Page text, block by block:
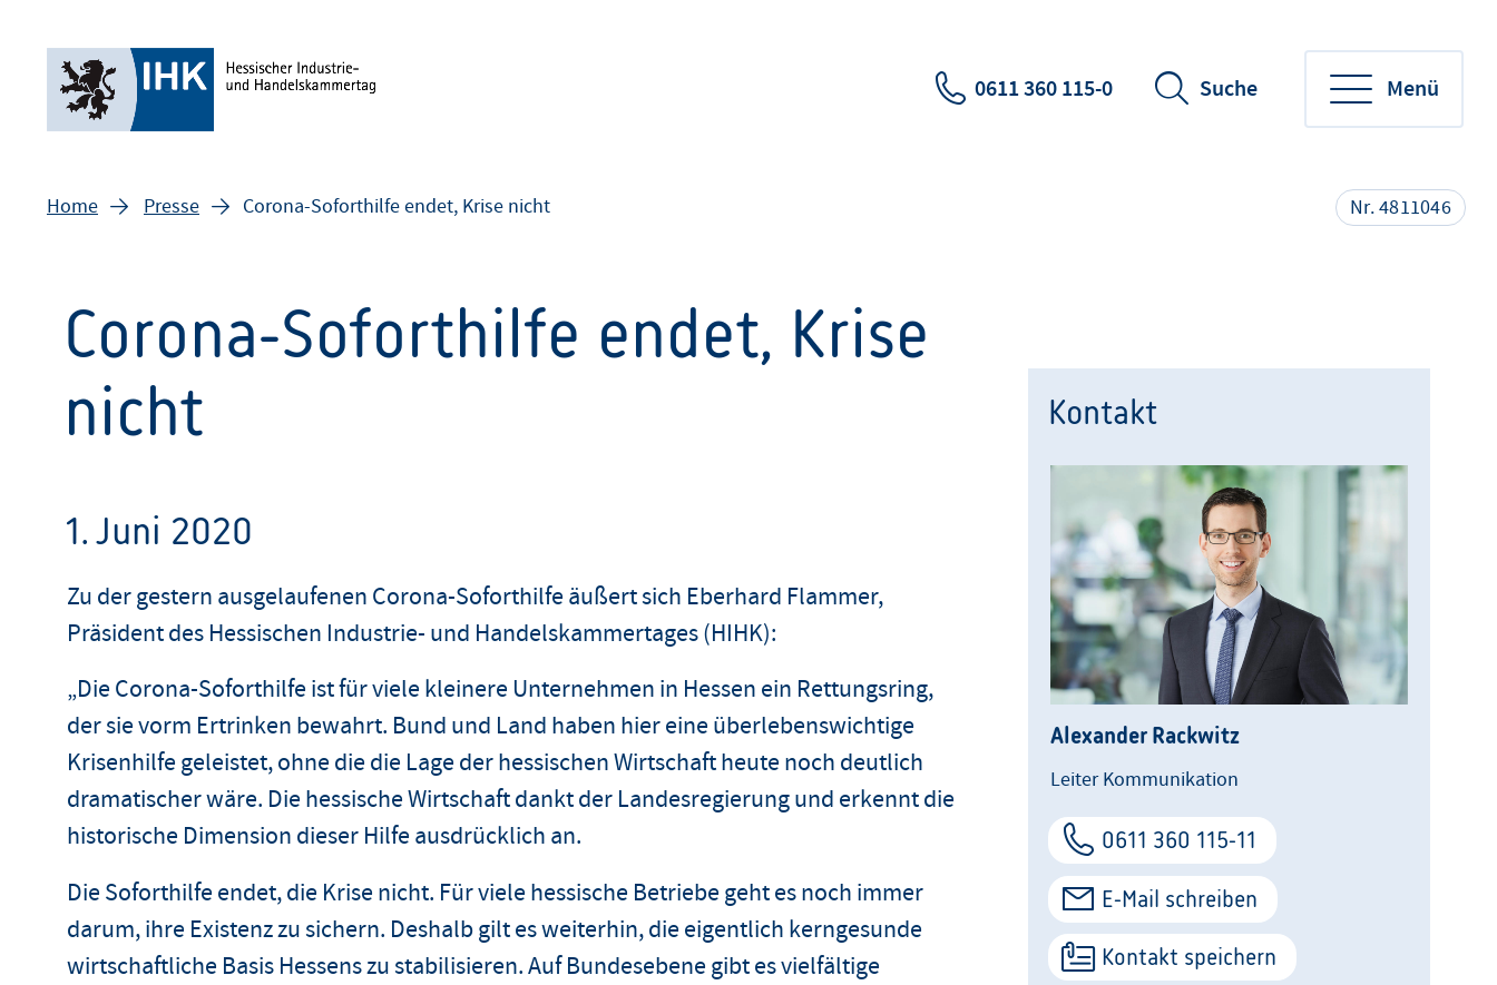
0611 360 115-0 Suche Menü
Home Presse Corona-Soforthilfe endet, Krise nicht Nr. 4811046
Corona-Soforthilfe endet, Krise
nicht
1. Juni 2020
Zu der gestern ausgelaufenen Corona-Soforthilfe äußert sich Eberhard Flammer,
Präsident des Hessischen Industrie- und Handelskammertages (HIHK):
„Die Corona-Soforthilfe ist für viele kleinere Unternehmen in Hessen ein Rettungsring,
der sie vorm Ertrinken bewahrt. Bund und Land haben hier eine überlebenswichtige
Krisenhilfe geleistet, ohne die die Lage der hessischen Wirtschaft heute noch deutlich
dramatischer wäre. Die hessische Wirtschaft dankt der Landesregierung und erkennt die
historische Dimension dieser Hilfe ausdrücklich an.
Die Soforthilfe endet, die Krise nicht. Für viele hessische Betriebe geht es noch immer
darum, ihre Existenz zu sichern. Deshalb gilt es weiterhin, die eigentlich kerngesunde
wirtschaftliche Basis Hessens zu stabilisieren. Auf Bundesebene gibt es vielfältige
Kontakt
Alexander Rackwitz
Leiter Kommunikation
0611 360 115-11
E-Mail schreiben
Kontakt speichern